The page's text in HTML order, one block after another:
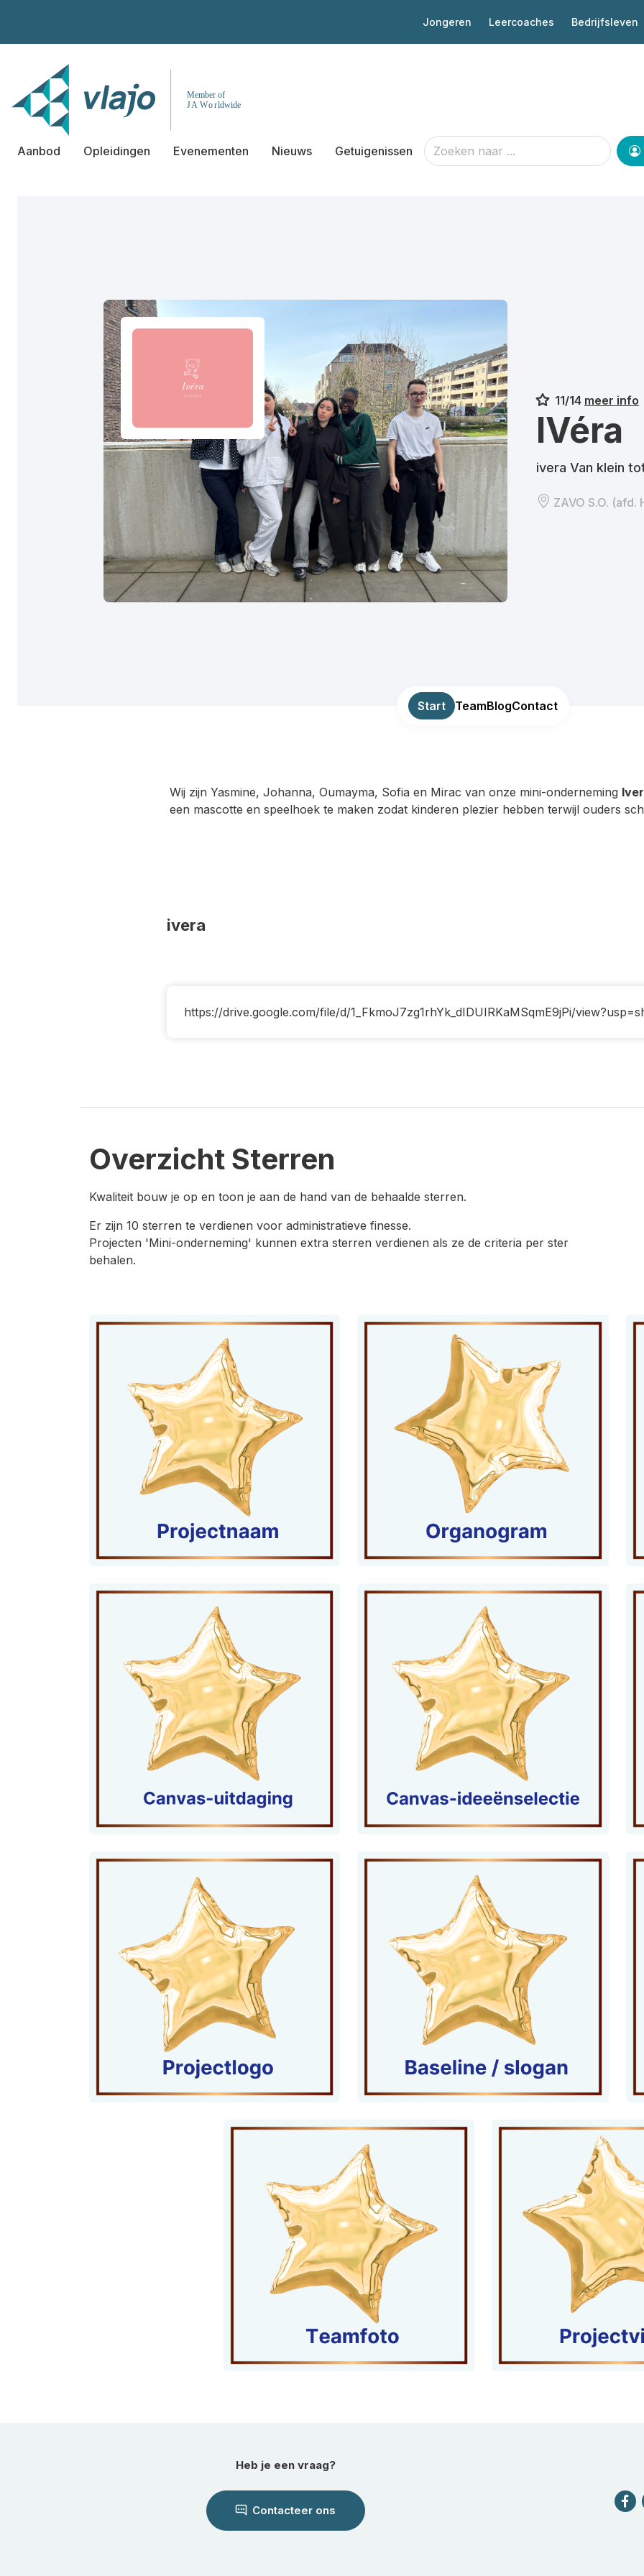
Jongeren Leercoaches Bedrijfsleven
Aanbod Opleidingen Evenementen Nieuws Getuigenissen
11/14 meer info
IVéra
ivera Van klein
ZAVO S.O.
Start TeamBlogContact
Wij zijn Yasmine, Johanna, Oumayma, Sofia en Mirac van onze mini-onderneming
een mascotte en speelhoek te maken zodat kinderen plezier hebben terwijl ouders
ivera
https://drive.google.com/file/d/1_FkmoJ7zg1rhYk_dIDUIRKaMSqmE9jPi/
Overzicht Sterren
Kwaliteit bouw je op en toon je aan de hand van de behaalde sterren.
Er zijn 10 sterren te verdienen voor administratieve finesse.
Projecten 'Mini-onderneming' kunnen extra sterren verdienen als ze de criteria per ster
behalen.
Heb je een vraag?
Contacteer ons